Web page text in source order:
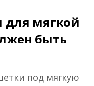
мягкой
быть
под мягкую